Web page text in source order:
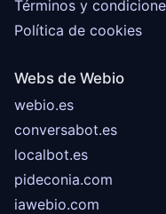
Términos y
Política de cookies
Webs de Webio
webio.es
conversabot.es
localbot.es
pideconia.com
iawebio.com